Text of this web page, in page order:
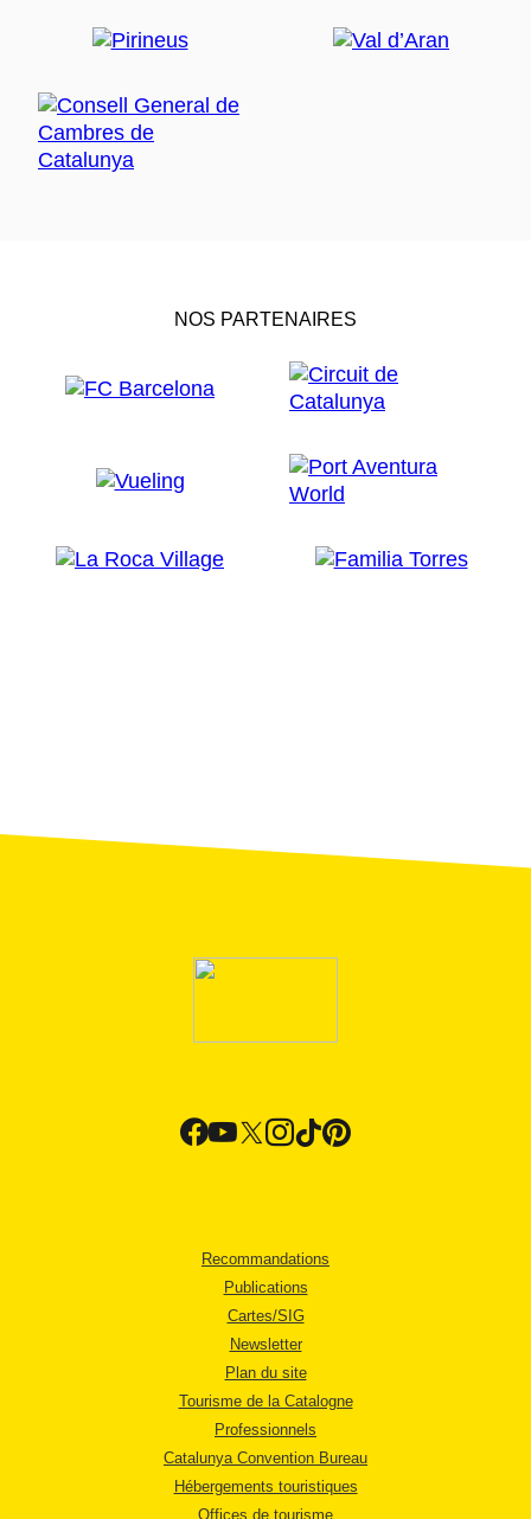
NOS PARTENAIRES
Recommandations
Publications
Cartes/SIG
Newsletter
Plan du site
Tourisme de la Catalogne
Professionnels
Catalunya Convention Bureau
Hébergements touristiques
Offices de tourisme